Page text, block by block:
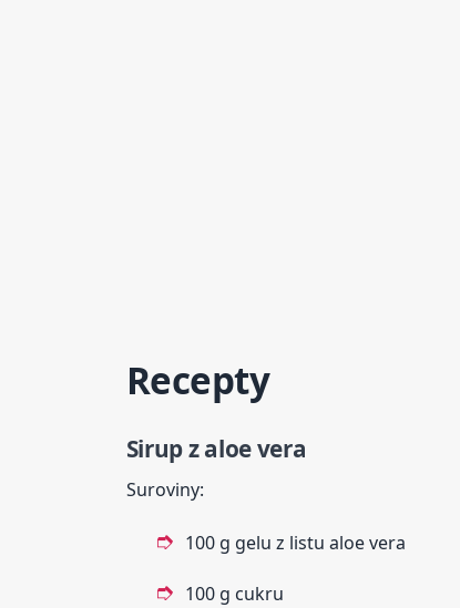
Recepty
Sirupz aloevera
Suroviny:
100 g gelu z listu aloe vera
100 g cukru